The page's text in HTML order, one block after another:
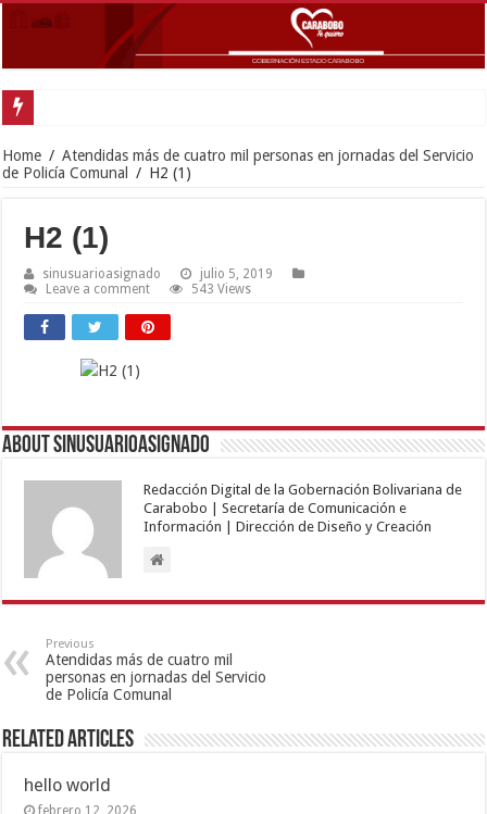
Home / Atendidas más de cuatro mil personas en jornadas del Servicio
de Policía Comunal / H2 (1)
H2 (1)
sinusuarioasignado
julio 5, 2019
Leave a comment
543 Views
About sinusuarioasignado
Redacción Digital de la Gobernación Bolivariana de
Carabobo | Secretaría de Comunicación e
Información | Dirección de Diseño y Creación
Previous
Atendidas más de cuatro mil
personas en jornadas del Servicio
de Policía Comunal
Related Articles
hello world
febrero 12, 2026